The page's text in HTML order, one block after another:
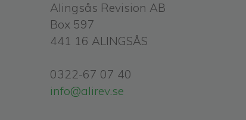
Alingsås Revision AB
Box 597
441 16 ALINGSÅS
0322-67 07 40
info@alirev.se